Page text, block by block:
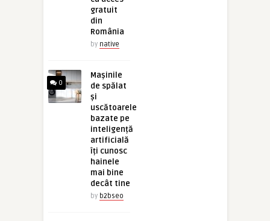
gratuit
din
România
by native
0
Mașinile
de spălat
și
uscătoarele
bazate pe
inteligență
artificială
îți cunosc
hainele
mai bine
decât tine
by b2bseo